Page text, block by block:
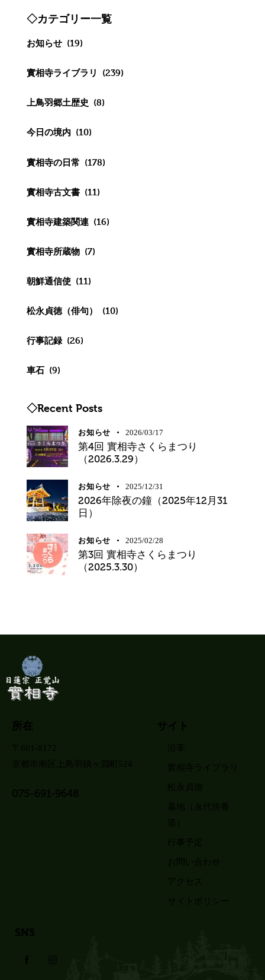
◇カテゴリー一覧
お知らせ (19)
實相寺ライブラリ (239)
上鳥羽郷土歴史 (8)
今日の境内 (10)
實相寺の日常 (178)
實相寺古文書 (11)
實相寺建築関連 (16)
實相寺所蔵物 (7)
朝鮮通信使 (11)
松永貞徳（俳句） (10)
行事記録 (26)
車石 (9)
◇Recent Posts
お知らせ 2026/03/17
第4回 實相寺さくらまつり
（2026.3.29）
お知らせ 2025/12/31
2026年除夜の鐘（2025年12月31
日）
お知らせ 2025/02/28
第3回 實相寺さくらまつり
（2025.3.30）
所在
〒601-8172
京都市南区上鳥羽鍋ヶ淵町524
075-691-9648
サイト
沿革
實相寺ライブラリ
松永貞徳
墓地（永代供養
塔）
行事予定
お問い合わせ
アクセス
サイトポリシー
SNS